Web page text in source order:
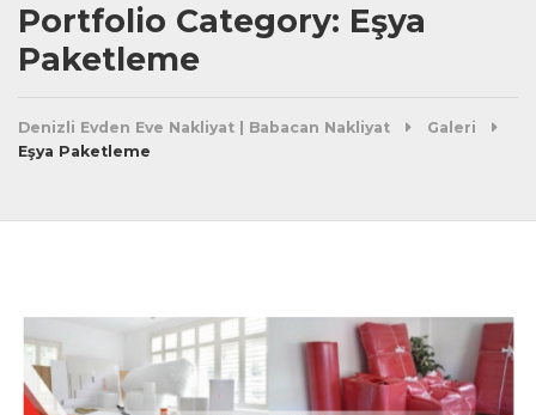
Portfolio Category: Eşya
Paketleme
Denizli Evden Eve Nakliyat | Babacan Nakliyat
Galeri
Eşya Paketleme